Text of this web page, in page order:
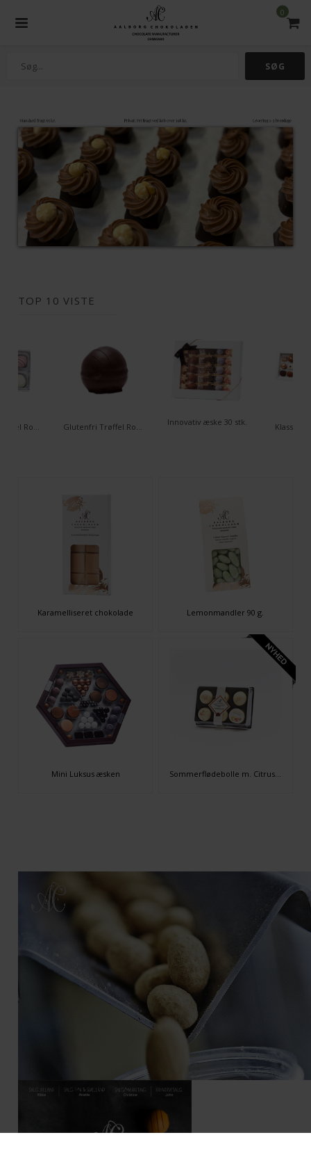
0
TOP 10 VISTE
Innovativ æske 30 stk. Klassisk
Karamelliseret chokolade Lemonmandler 90 g.
Mini Luksus æsken